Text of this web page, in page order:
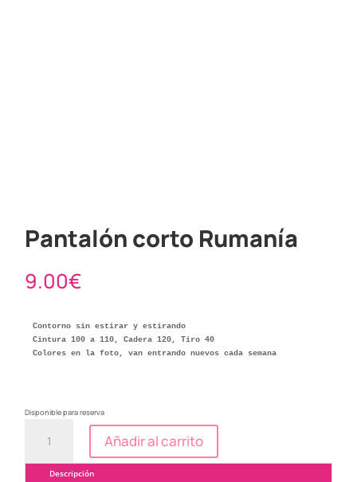
Pantalón corto Rumanía
9.00€
Contorno sin estirar y estirando
Cintura 100 a 110, Cadera 120, Tiro 40
Colores en la foto, van entrando nuevos cada semana
Disponible para reserva
cantidad
Añadir al carrito
Descripción